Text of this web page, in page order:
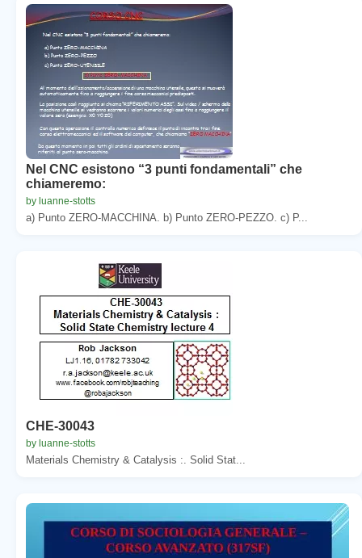
Nel CNC esistono “3 punti fondamentali” che
chiameremo:
by luanne-stotts
a) Punto ZERO-MACCHINA. b) Punto ZERO-PEZZO. c) P...
CHE-30043
by luanne-stotts
Materials Chemistry & Catalysis :. Solid Stat...